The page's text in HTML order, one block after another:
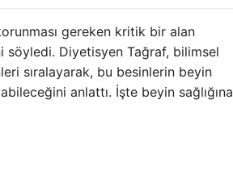
gereken kritik bir alan
söyledi. Diyetisyen Tağraf, bilimsel
sıralayarak, bu besinlerin beyin
anlattı. İşte beyin sağlığına